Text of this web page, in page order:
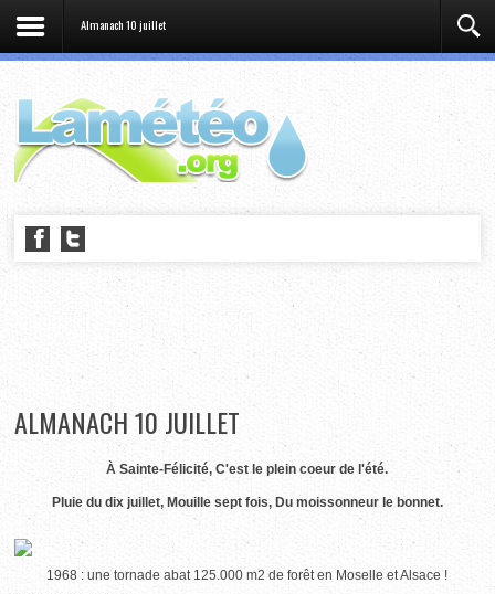
Almanach 10 juillet
ALMANACH 10 JUILLET
À Sainte-Félicité, C'est le plein coeur de l'été.
Pluie du dix juillet, Mouille sept fois, Du moissonneur le bonnet.
1968 : une tornade abat 125.000 m2 de forêt en Moselle et Alsace !